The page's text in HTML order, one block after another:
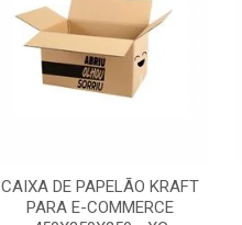
CAIXA DE PAPELÃO KRAFT
PARA E-COMMERCE